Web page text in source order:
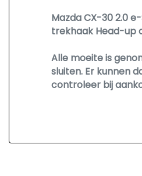
Mazda CX-30 2.0
trekhaak Head-up
Alle moeite is
sluiten. Er kunnen
controleer bij